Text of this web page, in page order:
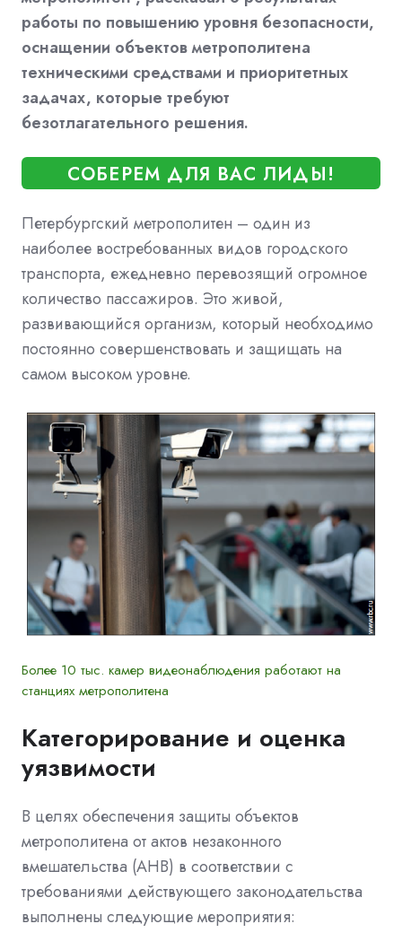
работы по повышению уровня безопасности,
оснащении объектов метрополитена
техническими средствами и приоритетных
задачах, которые требуют
безотлагательного решения.
СОБЕРЕМ ДЛЯ ВАС ЛИДЫ!
Петербургский метрополитен – один из
наиболее востребованных видов городского
транспорта, ежедневно перевозящий огромное
количество пассажиров. Это живой,
развивающийся организм, который необходимо
постоянно совершенствовать и защищать на
самом высоком уровне.
Более 10 тыс. камер видеонаблюдения работают на
станциях метрополитена
Категорирование и оценка
уязвимости
В целях обеспечения защиты объектов
метрополитена от актов незаконного
вмешательства (АНВ) в соответствии с
требованиями действующего законодательства
выполнены следующие мероприятия: